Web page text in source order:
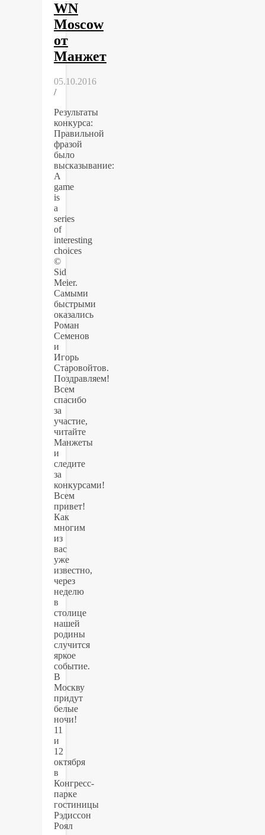
WN
Moscow
от
Манжет
05.10.2016
/
Результаты
конкурса:
Правильной
фразой
было
высказывание:
A
game
is
a
series
of
interesting
choices
©
Sid
Meier.
Самыми
быстрыми
оказались
Роман
Семенов
и
Игорь
Старовойтов.
Поздравляем!
Всем
спасибо
за
участие,
читайте
Манжеты
и
следите
за
конкурсами!
Всем
привет!
Как
многим
из
вас
уже
известно,
через
неделю
в
столице
нашей
родины
случится
яркое
событие.
В
Москву
придут
белые
ночи!
11
и
12
октября
в
Конгресс-
парке
гостиницы
Рэдиссон
Роял